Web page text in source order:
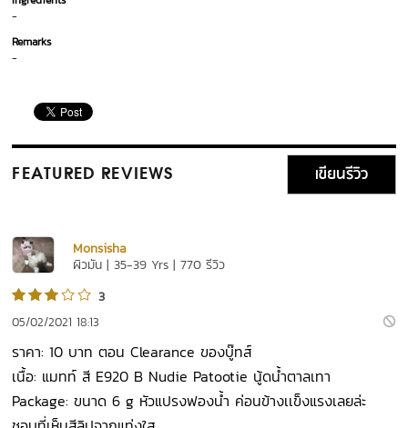
-
Remarks
-
FEATURED REVIEWS เขียนรีวิว
Monsisha
ผิวมัน | 35-39 Yrs | 770 รีวิว
3
05/02/2021 18:13
ราคา: 10 บาท ตอน Clearance ของบู๊ทส์
เนื้อ: แมทท์ สี E920 B Nudie Patootie นู้ดน้ำตาลเทา
Package: ขนาด 6 g หัวแปรงฟองน้ำ ค่อนข้างเเข็งแรงเลยล่ะ